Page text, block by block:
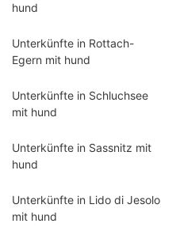
hund
Unterkünfte in Rottach-
Egern mit hund
Unterkünfte in Schluchsee
mit hund
Unterkünfte in Sassnitz mit
hund
Unterkünfte in Lido di Jesolo
mit hund